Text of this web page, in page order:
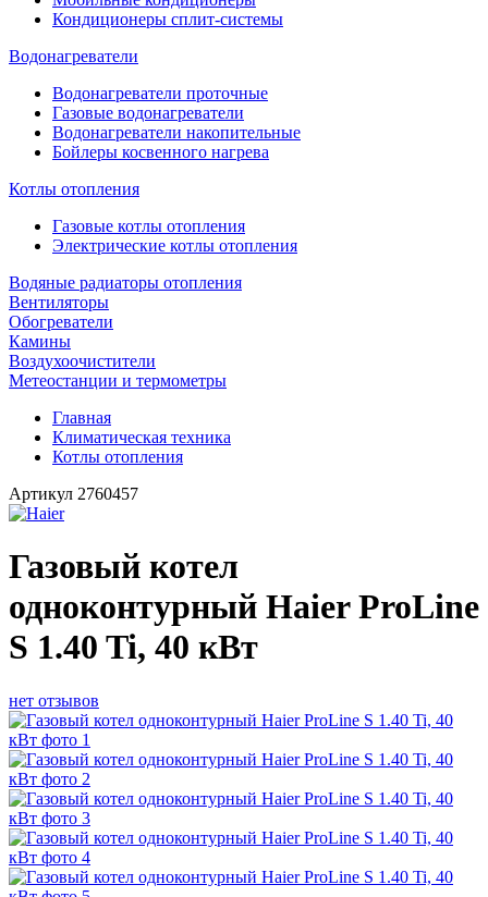
Кондиционеры сплит-системы
Водонагреватели
Водонагреватели проточные
Газовые водонагреватели
Водонагреватели накопительные
Бойлеры косвенного нагрева
Котлы отопления
Газовые котлы отопления
Электрические котлы отопления
Водяные радиаторы отопления
Вентиляторы
Обогреватели
Камины
Воздухоочистители
Метеостанции и термометры
Главная
Климатическая техника
Котлы отопления
Артикул 2760457
Газовый котел
одноконтурный Haier ProLine
S 1.40 Ti, 40 кВт
нет отзывов